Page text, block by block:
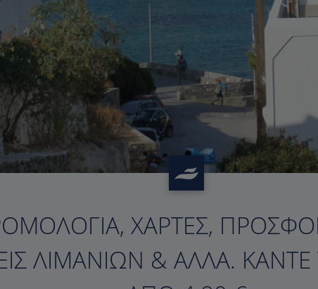
ΧΆΡΤΕΣ,
ΛΙΜΑΝΙΏΝ & ΆΛΛΑ.